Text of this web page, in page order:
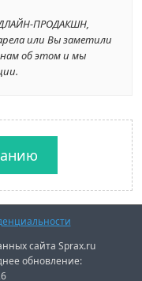
ПРОДАКШН,
или Вы заметили
нам об этом и мы
сайта Sprax.ru
обновление: